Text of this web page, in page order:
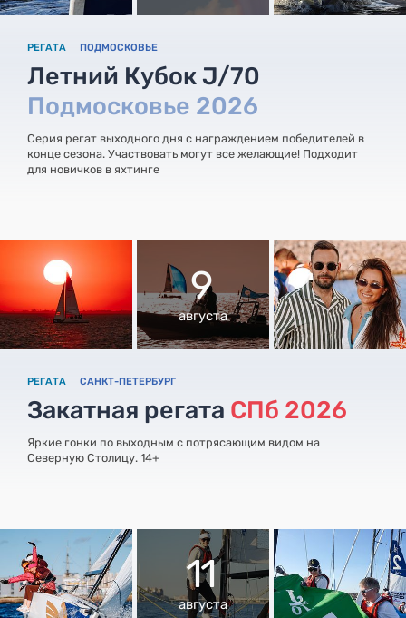
РЕГАТА ПОДМОСКОВЬЕ
Летний Кубок J/70
Подмосковье 2026
Серия регат выходного дня с награждением победителей в
конце сезона. Участвовать могут все желающие! Подходит
для новичков в яхтинге
9
августа
РЕГАТА САНКТ-ПЕТЕРБУРГ
Закатная регата СПб 2026
Яркие гонки по выходным с потрясающим видом на
Северную Столицу. 14+
11
августа